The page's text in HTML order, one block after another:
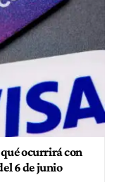
ocurrirá con
6 de junio